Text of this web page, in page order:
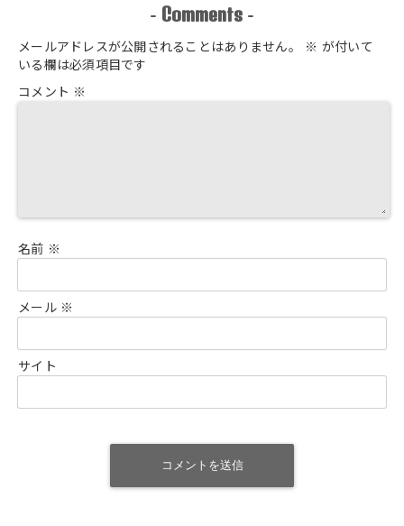
- Comments -
メールアドレスが公開されることはありません。 ※ が付いて
いる欄は必須項目です
コメント ※
名前 ※
メール ※
サイト